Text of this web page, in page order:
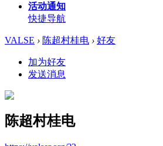
活动通知
快捷导航
VALSE › 陈超村桂电 › 好友
加为好友
发送消息
陈超村桂电